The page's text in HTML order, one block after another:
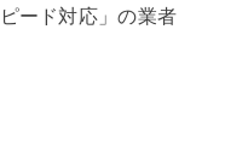
ード対応」の業者